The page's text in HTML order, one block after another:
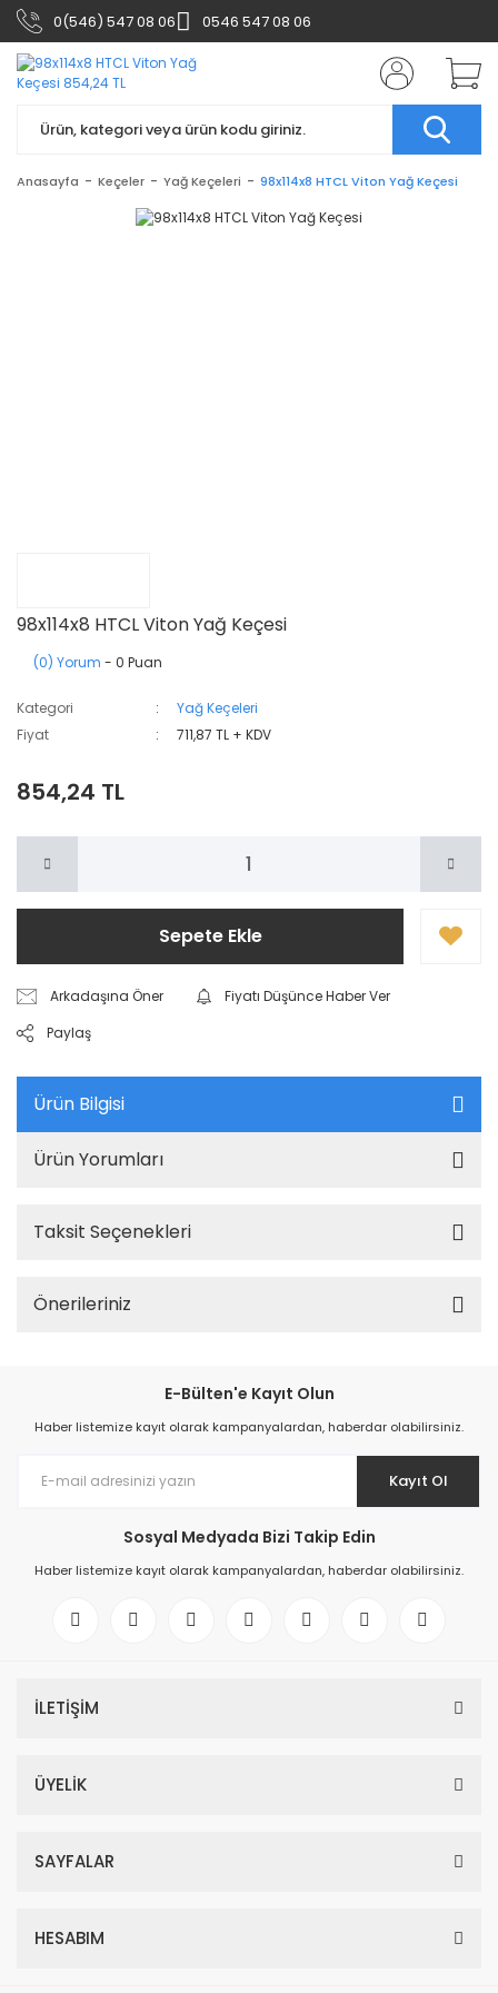
0(546) 547 08 06 0546 547 08 06
Anasayfa Keçeler Yağ Keçeleri 98x114x8 HTCL Viton Yağ Keçesi
98x114x8 HTCL Viton Yağ Keçesi
(0) Yorum - 0 Puan
Kategori
Yağ Keçeleri
Fiyat
711,87 TL + KDV
854,24 TL
Sepete Ekle
Arkadaşına Öner
Fiyatı Düşünce Haber Ver
Paylaş
Ürün Bilgisi
Ürün Yorumları
Taksit Seçenekleri
Önerileriniz
E-Bülten'e Kayıt Olun
Haber listemize kayıt olarak kampanyalardan, haberdar olabilirsiniz.
Kayıt Ol
Sosyal Medyada Bizi Takip Edin
Haber listemize kayıt olarak kampanyalardan, haberdar olabilirsiniz.
İLETİŞİM
ÜYELİK
SAYFALAR
HESABIM